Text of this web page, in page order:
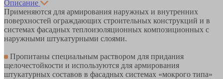
Описание
Применяются для армирования наружных и внутренних
поверхностей ограждающих строительных конструкций и в
системах фасадных теплоизоляционных композиционных с
наружными штукатурными слоями.
Пропитаны специальным раствором для придания
щелочестойкости и используются для армирования
штукатурных составов в фасадных системах «мокрого типа»